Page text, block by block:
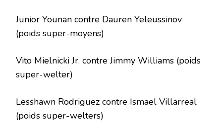
Junior Younan contre Dauren Yeleussinov
(poids super-moyens)
Vito Mielnicki Jr. contre Jimmy Williams (poids
super-welter)
Lesshawn Rodriguez contre Ismael Villarreal
(poids super-welters)